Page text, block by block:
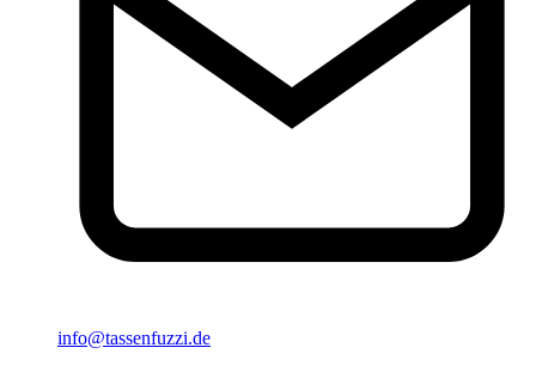
info@tassenfuzzi.de